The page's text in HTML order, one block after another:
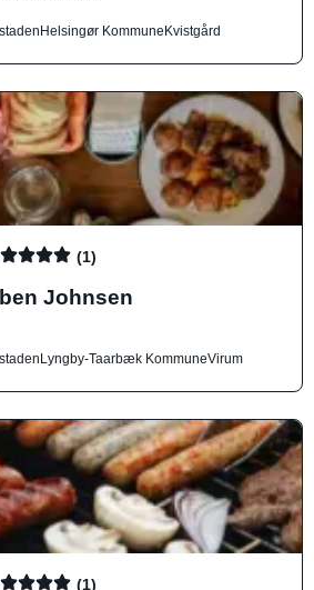
Helsingør KommuneKvistgård
(1)
Johnsen
Lyngby-Taarbæk KommuneVirum
(1)